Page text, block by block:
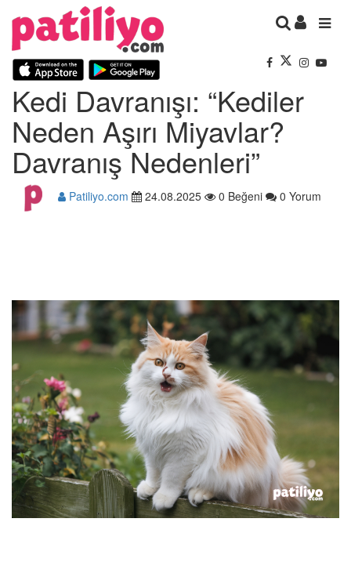
Kedi Davranışı: “Kediler
Neden Aşırı Miyavlar?
Davranış Nedenleri”
Patiliyo.com 24.08.2025 0 Beğeni 0 Yorum